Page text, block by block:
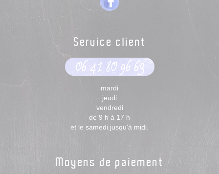
Service client
06 41 80 96 63
mardi
jeudi
vendredi
de 9 h à 17 h
et le samedi jusqu'à midi.
Moyens de paiement